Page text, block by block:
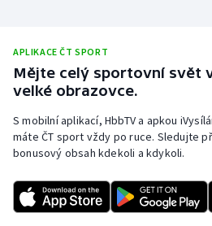
APLIKACE ČT SPORT
Mějte celý sportovní svět
velké obrazovce.
S mobilní aplikací, HbbTV a apkou
máte ČT sport vždy po ruce. Sledujte
bonusový obsah kdekoli a kdykoli.